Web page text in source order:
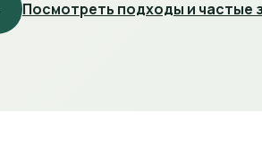
Посмотреть подходы и частые